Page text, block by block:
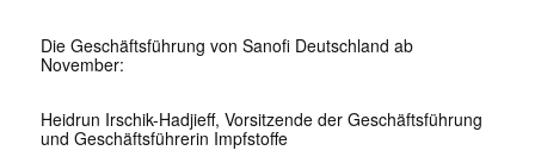
Die Geschäftsführung von Sanofi Deutschland ab
November:
Heidrun Irschik-Hadjieff, Vorsitzende der Geschäftsführung
und Geschäftsführerin Impfstoffe